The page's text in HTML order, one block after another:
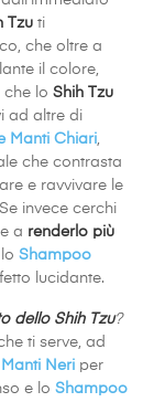
Tzu ti
che oltre a
il colore,
che lo Shih Tzu
ad altre di
Manti Chiari
che contrasta
e ravvivare le
invece cerchi
a renderlo più
Shampoo
lucidante.
dello Shih Tzu?
ti serve, ad
Neri per
e lo Shampoo